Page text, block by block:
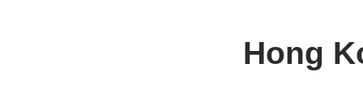
Hong